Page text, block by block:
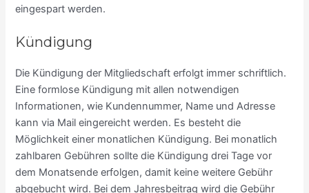
eingespart werden.
Kündigung
Die Kündigung der Mitgliedschaft erfolgt immer schriftlich.
Eine formlose Kündigung mit allen notwendigen
Informationen, wie Kundennummer, Name und Adresse
kann via Mail eingereicht werden. Es besteht die
Möglichkeit einer monatlichen Kündigung. Bei monatlich
zahlbaren Gebühren sollte die Kündigung drei Tage vor
dem Monatsende erfolgen, damit keine weitere Gebühr
abgebucht wird. Bei dem Jahresbeitrag wird die Gebühr